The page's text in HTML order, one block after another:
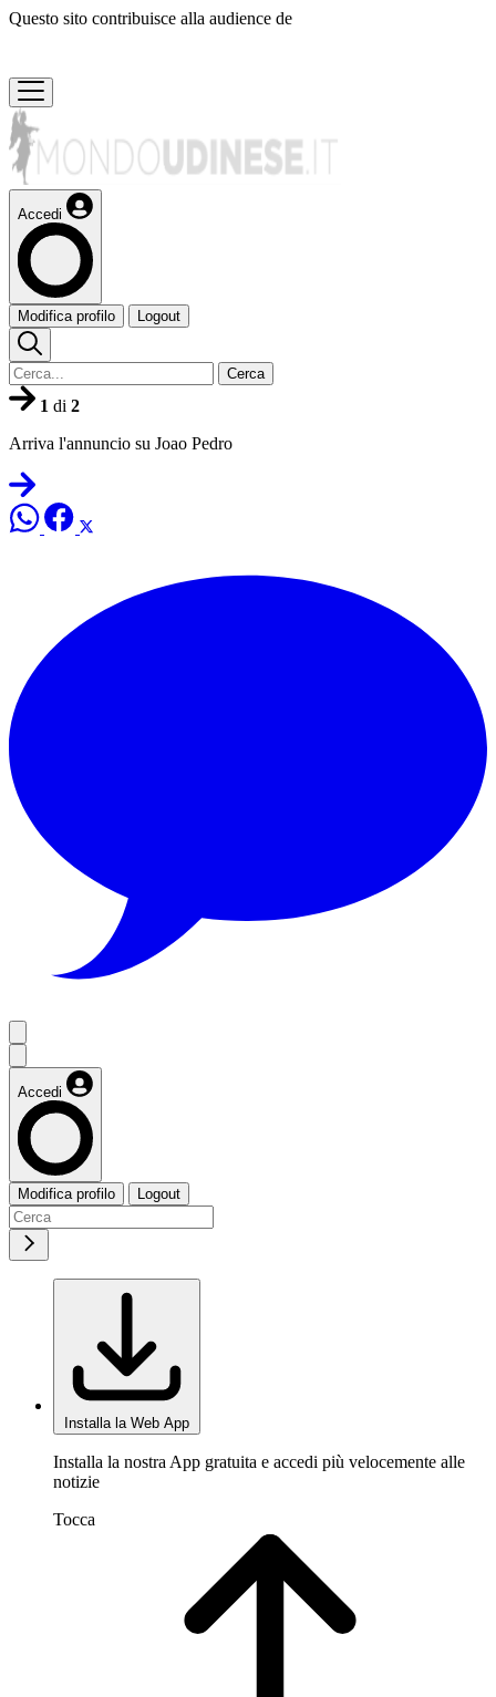
Questo sito contribuisce alla audience de
Accedi
Modifica profilo Logout
Cerca
1 di 2
Arriva l'annuncio su Joao Pedro
Accedi
Modifica profilo Logout
Installa la Web App
Installa la nostra App gratuita e accedi più velocemente alle
notizie
Tocca